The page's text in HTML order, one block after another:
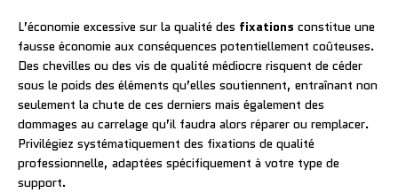
L’économie excessive sur la qualité des fixations constitue une
fausse économie aux conséquences potentiellement coûteuses.
Des chevilles ou des vis de qualité médiocre risquent de céder
sous le poids des éléments qu’elles soutiennent, entraînant non
seulement la chute de ces derniers mais également des
dommages au carrelage qu’il faudra alors réparer ou remplacer.
Privilégiez systématiquement des fixations de qualité
professionnelle, adaptées spécifiquement à votre type de
support.